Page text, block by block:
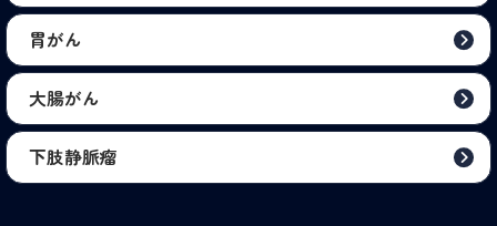
胃がん
大腸がん
下肢静脈瘤